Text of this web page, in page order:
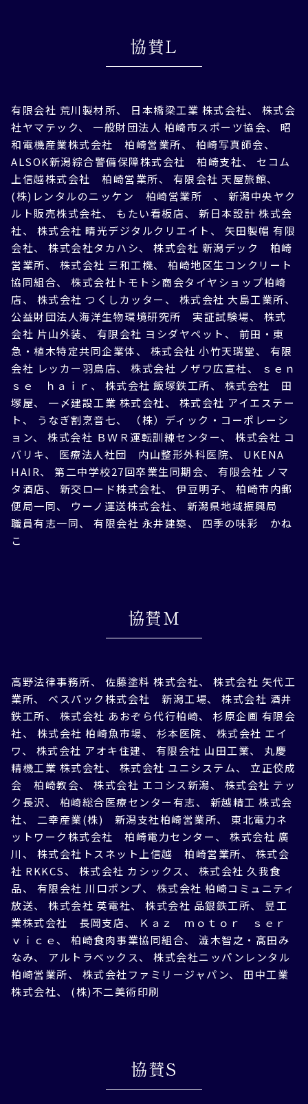
協賛L
有限会社 荒川製材所、 日本橋梁工業 株式会社、 株式会
社ヤマテック、 一般財団法人 柏崎市スポーツ協会、 昭
和電機産業株式会社 柏崎営業所、 柏崎写真師会、
ALSOK新潟綜合警備保障株式会社 柏崎支社、 セコム
上信越株式会社 柏崎営業所、 有限会社 天屋旅館、
(株)レンタルのニッケン 柏崎営業所 、 新潟中央ヤク
ルト販売株式会社、 もたい看板店、 新日本設計 株式会
社、 株式会社 晴光デジタルクリエイト、 矢田製帽 有限
会社、 株式会社タカハシ、 株式会社 新潟デック 柏崎
営業所、 株式会社 三和工機、 柏崎地区生コンクリート
協同組合、 株式会社トモトシ商会タイヤショップ柏崎
店、 株式会社 つくしカッター、 株式会社 大島工業所、
公益財団法人海洋生物環境研究所 実証試験場、 株式
会社 片山外装、 有限会社 ヨシダヤペット、 前田・東
急・植木特定共同企業体、 株式会社 小竹天瑞堂、 有限
会社 レッカー羽鳥店、 株式会社 ノザワ広宣社、 ｓｅｎ
ｓｅ ｈａｉｒ、 株式会社 飯塚鉄工所、 株式会社 田
塚屋、 一〆建設工業 株式会社、 株式会社 アイエステー
ト、 うなぎ割烹音七、 （株）ディック・コーポレーシ
ョン、 株式会社 ＢＷＲ運転訓練センター、 株式会社 コ
バリキ、 医療法人社団 内山整形外科医院、 UKENA
HAIR、 第二中学校27回卒業生同期会、 有限会社 ノマ
タ酒店、 新交ロード株式会社、 伊豆明子、 柏崎市内郵
便局一同、 ウーノ運送株式会社、 新潟県地域振興局
職員有志一同、 有限会社 永井建築、 四季の味彩 かね
こ
協賛M
高野法律事務所、 佐藤塗料 株式会社、 株式会社 矢代工
業所、 ベスパック株式会社 新潟工場、 株式会社 酒井
鉄工所、 株式会社 あおぞら代行柏崎、 杉原企画 有限会
社、 株式会社 柏崎魚市場、 杉本医院、 株式会社 エイ
ワ、 株式会社 アオキ住建、 有限会社 山田工業、 丸慶
精機工業 株式会社、 株式会社 ユニシステム、 立正佼成
会 柏崎教会、 株式会社 エコシス新潟、 株式会社 テッ
ク長沢、 柏崎総合医療センター有志、 新越精工 株式会
社、 二幸産業(株) 新潟支社柏崎営業所、 東北電力ネ
ットワーク株式会社 柏崎電力センター、 株式会社 廣
川、 株式会社トスネット上信越 柏崎営業所、 株式会
社 RKKCS、 株式会社 カシックス、 株式会社 久我食
品、 有限会社 川口ポンプ、 株式会社 柏崎コミュニティ
放送、 株式会社 英電社、 株式会社 品銀鉄工所、 昱工
業株式会社 長岡支店、 Ｋａｚ ｍｏｔｏｒ ｓｅｒ
ｖｉｃｅ、 柏崎食肉事業協同組合、 澁木智之・髙田み
なみ、 アルトラベックス、 株式会社ニッパンレンタル
柏崎営業所、 株式会社ファミリージャパン、 田中工業
株式会社、 (株)不二美術印刷
協賛S